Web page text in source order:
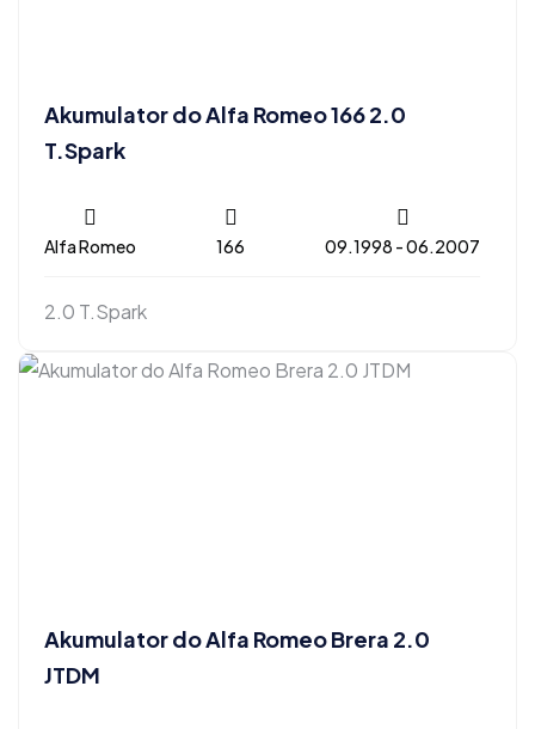
Akumulator do Alfa Romeo 166 2.0
T.Spark
Alfa Romeo 166 09.1998 - 06.2007
2.0 T.Spark
Akumulator do Alfa Romeo Brera 2.0
JTDM